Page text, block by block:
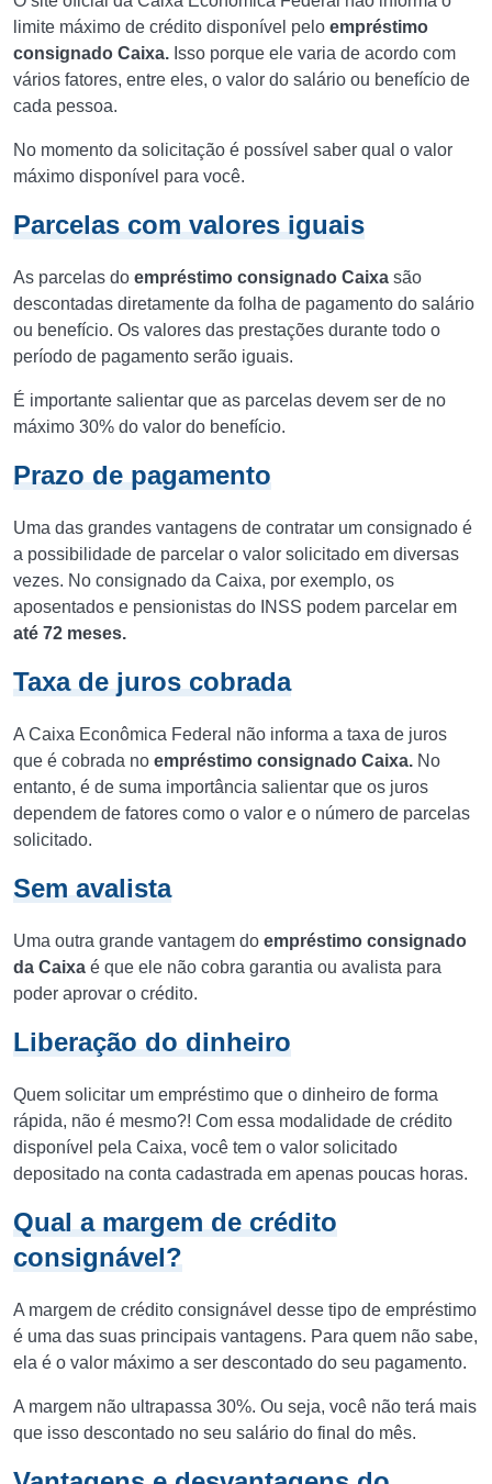
limite máximo de crédito disponível pelo empréstimo
consignado Caixa. Isso porque ele varia de acordo com
vários fatores, entre eles, o valor do salário ou benefício de
cada pessoa.
No momento da solicitação é possível saber qual o valor
máximo disponível para você.
Parcelas com valores iguais
As parcelas do empréstimo consignado Caixa são
descontadas diretamente da folha de pagamento do salário
ou benefício. Os valores das prestações durante todo o
período de pagamento serão iguais.
É importante salientar que as parcelas devem ser de no
máximo 30% do valor do benefício.
Prazo de pagamento
Uma das grandes vantagens de contratar um consignado é
a possibilidade de parcelar o valor solicitado em diversas
vezes. No consignado da Caixa, por exemplo, os
aposentados e pensionistas do INSS podem parcelar em
até 72 meses.
Taxa de juros cobrada
A Caixa Econômica Federal não informa a taxa de juros
que é cobrada no empréstimo consignado Caixa. No
entanto, é de suma importância salientar que os juros
dependem de fatores como o valor e o número de parcelas
solicitado.
Sem avalista
Uma outra grande vantagem do empréstimo consignado
da Caixa é que ele não cobra garantia ou avalista para
poder aprovar o crédito.
Liberação do dinheiro
Quem solicitar um empréstimo que o dinheiro de forma
rápida, não é mesmo?! Com essa modalidade de crédito
disponível pela Caixa, você tem o valor solicitado
depositado na conta cadastrada em apenas poucas horas.
Qual a margem de crédito
consignável?
A margem de crédito consignável desse tipo de empréstimo
é uma das suas principais vantagens. Para quem não sabe,
ela é o valor máximo a ser descontado do seu pagamento.
A margem não ultrapassa 30%. Ou seja, você não terá mais
que isso descontado no seu salário do final do mês.